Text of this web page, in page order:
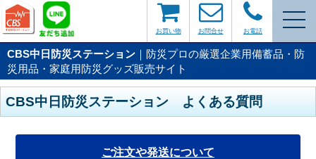
お電話
お問合せ
お買い物
CBS中日防災ステーション ｜防災プロの厳選企業用備蓄品・防
災用品・家庭用防災グッズ販売サイト
CBS中日防災ステーション よくある質問
ご注文や発送について